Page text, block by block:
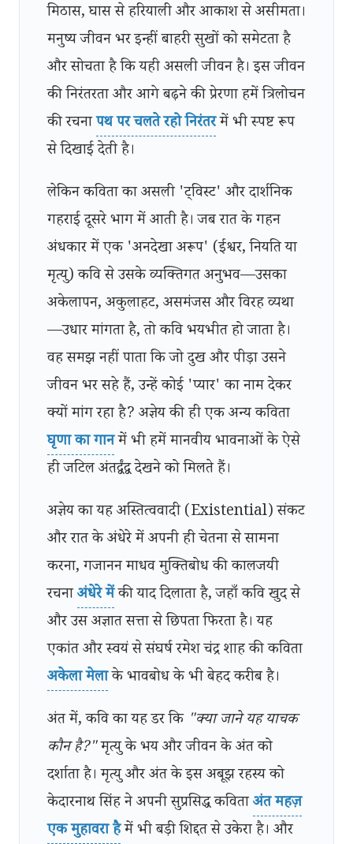
मिठास, घास से हरियाली और आकाश से असीमता।
मनुष्य जीवन भर इन्हीं बाहरी सुखों को समेटता है
और सोचता है कि यही असली जीवन है। इस जीवन
की निरंतरता और आगे बढ़ने की प्रेरणा हमें त्रिलोचन
की रचनापथ पर चलते रहो निरंतरमें भी स्पष्ट रूप
से दिखाई देती है।
लेकिन कविता का असली 'ट्विस्ट' और दार्शनिक
गहराई दूसरे भाग में आती है। जब रात के गहन
अंधकार में एक 'अनदेखा अरूप' (ईश्वर, नियति या
मृत्यु) कवि से उसके व्यक्तिगत अनुभव—उसका
अकेलापन, अकुलाहट, असमंजस और विरह व्यथा
—उधार मांगता है, तो कवि भयभीत हो जाता है।
वह समझ नहीं पाता कि जो दुख और पीड़ा उसने
जीवन भर सहे हैं, उन्हें कोई 'प्यार' का नाम देकर
क्यों मांग रहा है? अज्ञेय की ही एक अन्य कविता
घृणा का गानमें भी हमें मानवीय भावनाओं के ऐसे
ही जटिल अंतर्द्वंद्व देखने को मिलते हैं।
अज्ञेय का यह अस्तित्ववादी (Existential) संकट
और रात के अंधेरे में अपनी ही चेतना से सामना
करना, गजानन माधव मुक्तिबोध की कालजयी
रचनाअंधेरे मेंकी याद दिलाता है, जहाँ कवि खुद से
और उस अज्ञात सत्ता से छिपता फिरता है। यह
एकांत और स्वयं से संघर्ष रमेश चंद्र शाह की कविता
अकेला मेलाके भावबोध के भी बेहद करीब है।
अंत में, कवि का यह डर कि "क्या जाने यह याचक
कौन है?"मृत्यु के भय और जीवन के अंत को
दर्शाता है। मृत्यु और अंत के इस अबूझ रहस्य को
केदारनाथ सिंह ने अपनी सुप्रसिद्ध कविताअंत महज़
एक मुहावरा हैमें भी बड़ी शिद्दत से उकेरा है। और